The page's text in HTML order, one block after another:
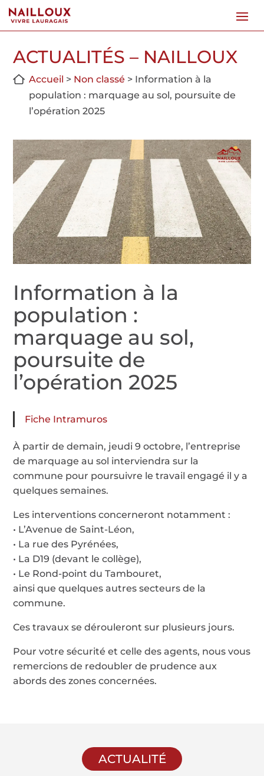
ACTUALITÉS – NAILLOUX
Accueil > Non classé > Information à la
population : marquage au sol, poursuite de
l’opération 2025
Information à la
population :
marquage au sol,
poursuite de
l’opération 2025
Fiche Intramuros
À partir de demain, jeudi 9 octobre, l’entreprise
de marquage au sol interviendra sur la
commune pour poursuivre le travail engagé il y a
quelques semaines.
Les interventions concerneront notamment :
• L’Avenue de Saint-Léon,
• La rue des Pyrénées,
• La D19 (devant le collège),
• Le Rond-point du Tambouret,
ainsi que quelques autres secteurs de la
commune.
Ces travaux se dérouleront sur plusieurs jours.
Pour votre sécurité et celle des agents, nous vous
remercions de redoubler de prudence aux
abords des zones concernées.
ACTUALITÉ